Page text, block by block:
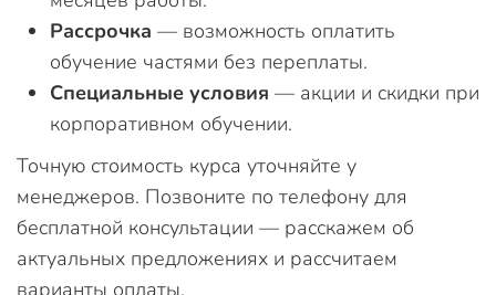
Рассрочка — возможность оплатить
обучение частями без переплаты.
Специальные условия — акции и скидки при
корпоративном обучении.
Точную стоимость курса уточняйте у
менеджеров. Позвоните по телефону для
бесплатной консультации — расскажем об
актуальных предложениях и рассчитаем
варианты оплаты.